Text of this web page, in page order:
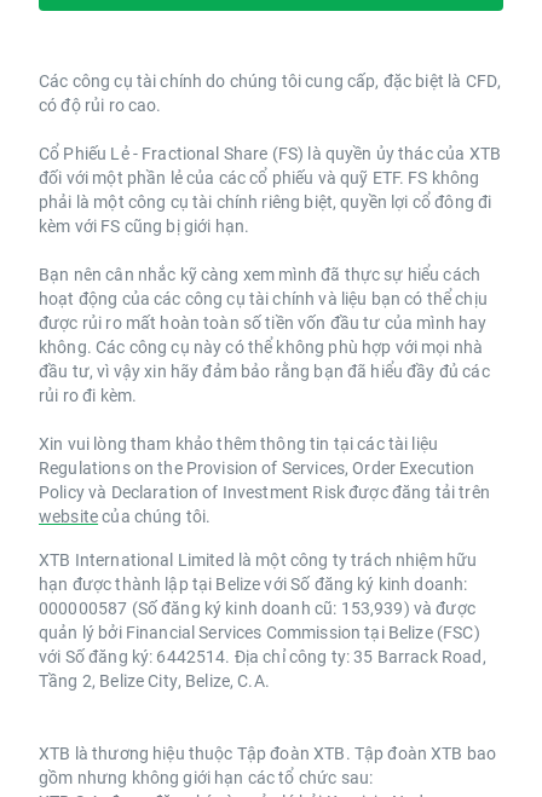
Các công cụ tài chính do chúng tôi cung cấp, đặc biệt là CFD,
có độ rủi ro cao.
Cổ Phiếu Lẻ - Fractional Share (FS) là quyền ủy thác của XTB
đối với một phần lẻ của các cổ phiếu và quỹ ETF. FS không
phải là một công cụ tài chính riêng biệt, quyền lợi cổ đông đi
kèm với FS cũng bị giới hạn.
Bạn nên cân nhắc kỹ càng xem mình đã thực sự hiểu cách
hoạt động của các công cụ tài chính và liệu bạn có thể chịu
được rủi ro mất hoàn toàn số tiền vốn đầu tư của mình hay
không. Các công cụ này có thể không phù hợp với mọi nhà
đầu tư, vì vậy xin hãy đảm bảo rằng bạn đã hiểu đầy đủ các
rủi ro đi kèm.
Xin vui lòng tham khảo thêm thông tin tại các tài liệu
Regulations on the Provision of Services, Order Execution
Policy và Declaration of Investment Risk được đăng tải trên
websitecủa chúng tôi.
XTB International Limited là một công ty trách nhiệm hữu
hạn được thành lập tại Belize với Số đăng ký kinh doanh:
000000587 (Số đăng ký kinh doanh cũ: 153,939) và được
quản lý bởi Financial Services Commission tại Belize (FSC)
với Số đăng ký: 6442514. Địa chỉ công ty: 35 Barrack Road,
Tầng 2, Belize City, Belize, C.A.
XTB là thương hiệu thuộc Tập đoàn XTB. Tập đoàn XTB bao
gồm nhưng không giới hạn các tổ chức sau: